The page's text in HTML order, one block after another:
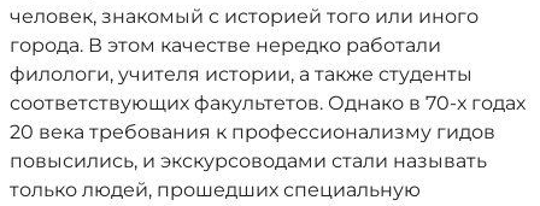
человек, знакомый с историей того или иного
города. В этом качестве нередко работали
филологи, учителя истории, а также студенты
соответствующих факультетов. Однако в 70-х годах
20 века требования к профессионализму гидов
повысились, и экскурсоводами стали называть
только людей, прошедших специальную